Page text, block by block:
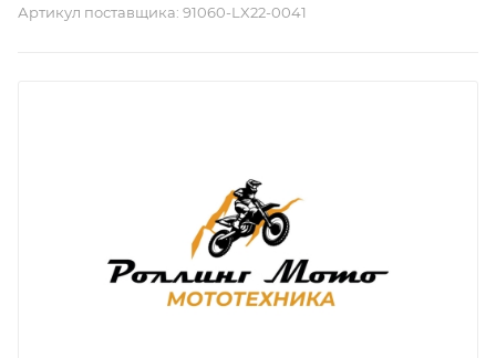
Артикул поставщика: 91060-LX22-0041